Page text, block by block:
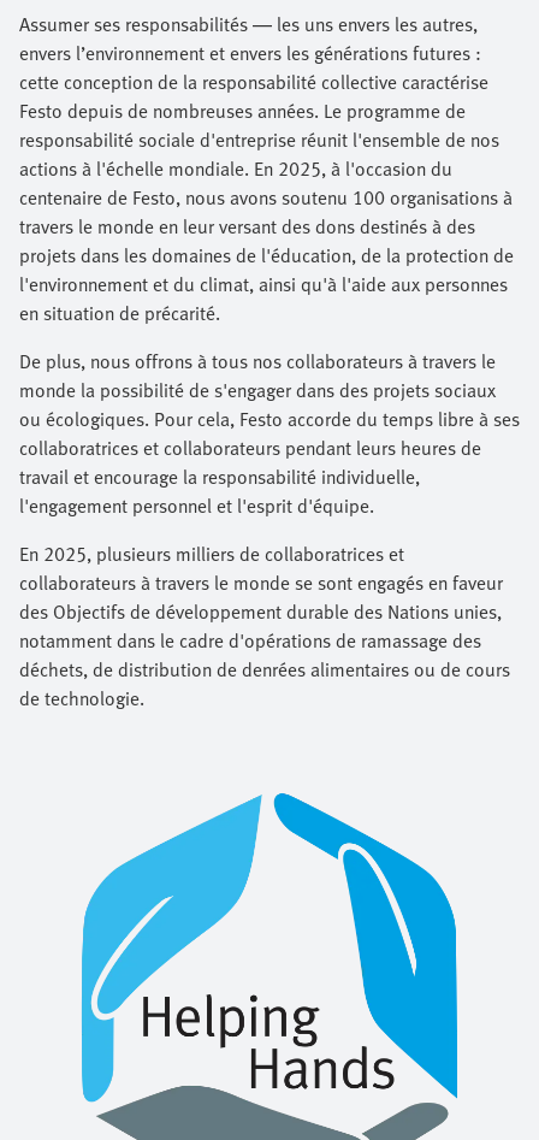
Assumer ses responsabilités — les uns envers les autres,
envers l’environnement et envers les générations futures :
cette conception de la responsabilité collective caractérise
Festo depuis de nombreuses années. Le programme de
responsabilité sociale d'entreprise réunit l'ensemble de nos
actions à l'échelle mondiale. En 2025, à l'occasion du
centenaire de Festo, nous avons soutenu 100 organisations à
travers le monde en leur versant des dons destinés à des
projets dans les domaines de l'éducation, de la protection de
l'environnement et du climat, ainsi qu'à l'aide aux personnes
en situation de précarité.
De plus, nous offrons à tous nos collaborateurs à travers le
monde la possibilité de s'engager dans des projets sociaux
ou écologiques. Pour cela, Festo accorde du temps libre à ses
collaboratrices et collaborateurs pendant leurs heures de
travail et encourage la responsabilité individuelle,
l'engagement personnel et l'esprit d'équipe.
En 2025, plusieurs milliers de collaboratrices et
collaborateurs à travers le monde se sont engagés en faveur
des Objectifs de développement durable des Nations unies,
notamment dans le cadre d'opérations de ramassage des
déchets, de distribution de denrées alimentaires ou de cours
de technologie.